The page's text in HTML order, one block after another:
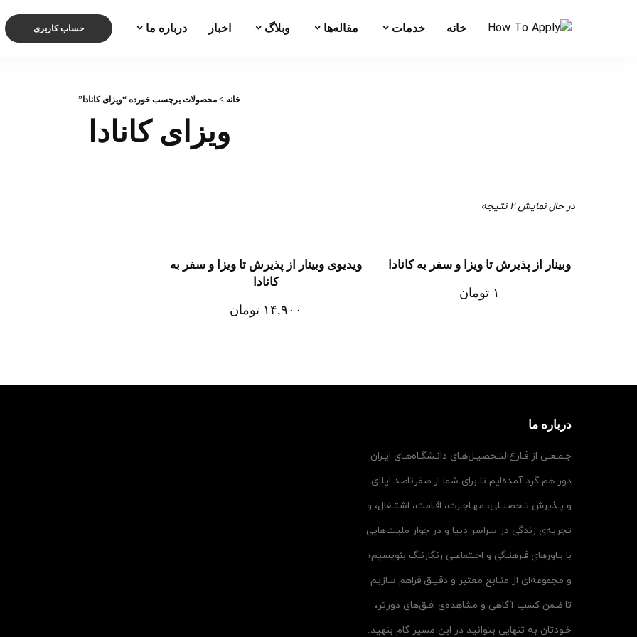
خانه خدمات مقاله‌ها وبلاگ اخبار درباره ما حساب کاربری
خانه > محصولات برچسب خورده “ویزای کانادا”
ویزای کانادا
در حال نمایش 2 نتیجه
وبینار از پذیرش تا ویزا و سفر به کانادا
۱ تومان
ویدیوی وبینار از پذیرش تا ویزا و سفر به
کانادا
۱۴,۹۰۰ تومان
درباره ما
جـمـعـی از فـارغ‌التـحصیـل‌هـای دانـشگـاه‌هـای ایـران
دور هم گرد آمده‌ایم تا برای شما از صفرتاصد اپلای
و پـذیرش تـحصیـلی، مهـاجـرت، اقـامت، اشتـغال، و
تجربه‌ی زندگی در سراسر دنیا و در جوار ملیت‌هایی
با بـاورهای فـرهنـگی و اجـتماعـی رنگارنـگ بنویسیم؛
و مجموعه‌ای از منـابع معتبر و دقیـق فراهم سازیم
تا ضمن کسب آگاهی و مشاهده‌ی افـق‌های دورتر،
خـودتان به تنهایی بتوانید در این مسیر گام بنهید.